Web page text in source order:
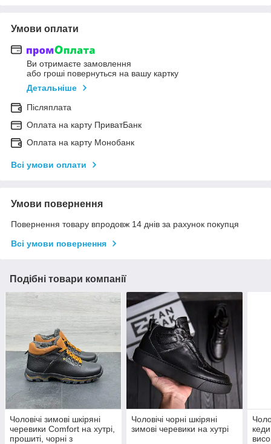
Умови оплати
Ви отримаєте замовлення
або гроші повернуться на вашу картку
Детальніше
Післяплата
Оплата на карту ПриватБанк
Оплата на карту Монобанк
Всі умови оплати
Умови повернення
Повернення товару впродовж 14 днів за рахунок покупця
Всі умови повернення
Подібні товари компанії
Чоловічі зимові шкіряні
черевики Comfort на хутрі,
прошиті, чорні з
Чоловічі чорні шкіряні
зимові черевики на хутрі